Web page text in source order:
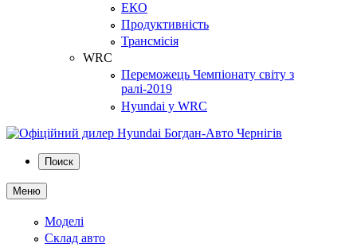
ЕКО
Продуктивність
Трансмісія
WRC
Переможець Чемпіонату світу з
ралі-2019
Hyundai у WRC
Поиск
Меню
Моделі
Склад авто